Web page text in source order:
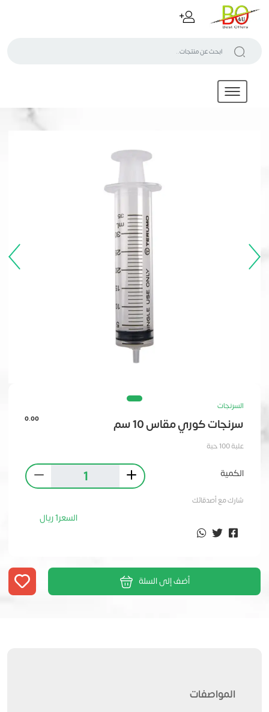
السرنجات
سرنجات كوري مقاس 10 سم 0.00
علبة 100 حبة
الكمية
شارك مع أصدقائك
السعر1ريال
أضف إلى السلة
المواصفات